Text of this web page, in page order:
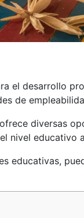
el desarrollo
de
ofrece diversas
nivel educativo
educativas,